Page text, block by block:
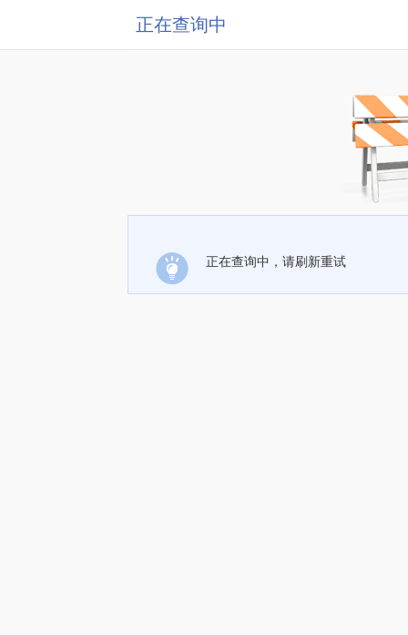
正在查询中
正在查询中，请刷新重试